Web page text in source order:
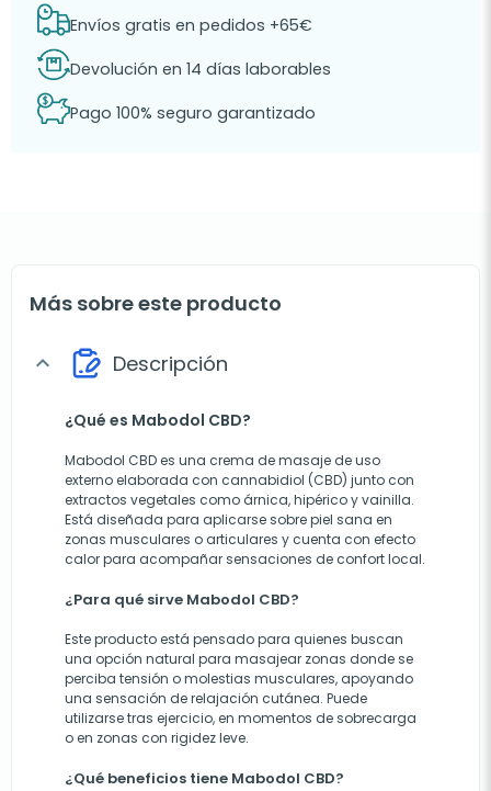
Envíos gratis en pedidos +65€
Devolución en 14 días laborables
Pago 100% seguro garantizado
Más sobre este producto
expand_more Descripción
¿Qué es Mabodol CBD?
Mabodol CBD es una crema de masaje de uso
externo elaborada con cannabidiol (CBD) junto con
extractos vegetales como árnica, hipérico y vainilla.
Está diseñada para aplicarse sobre piel sana en
zonas musculares o articulares y cuenta con efecto
calor para acompañar sensaciones de confort local.
¿Para qué sirve Mabodol CBD?
Este producto está pensado para quienes buscan
una opción natural para masajear zonas donde se
perciba tensión o molestias musculares, apoyando
una sensación de relajación cutánea. Puede
utilizarse tras ejercicio, en momentos de sobrecarga
o en zonas con rigidez leve.
¿Qué beneficios tiene Mabodol CBD?